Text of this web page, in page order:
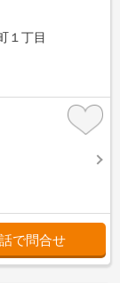
１丁目
で問合せ